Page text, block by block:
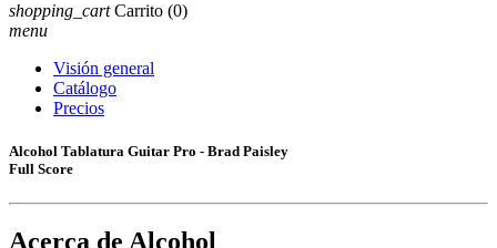
shopping_cart Carrito (0)
menu
Visión general
Catálogo
Precios
Alcohol Tablatura Guitar Pro - Brad Paisley
Full Score
Acerca de Alcohol